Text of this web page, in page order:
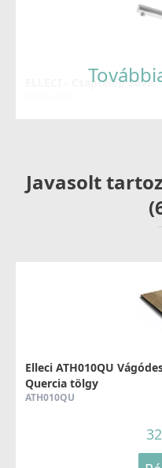
ELLECI - Csaptelep Sava
ELLECI - Csaptelep
Javasolt
Elleci ATH010QU
Quercia tölgy
ATH010QU